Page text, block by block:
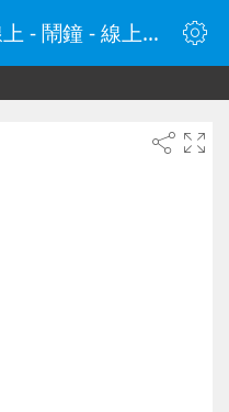
下午5:01鬧鐘 - 鬧鐘線上 - 鬧鐘 - 線上鬧鐘 - 在線鬧鐘 - 鬧鐘在線 - naozhong.tw